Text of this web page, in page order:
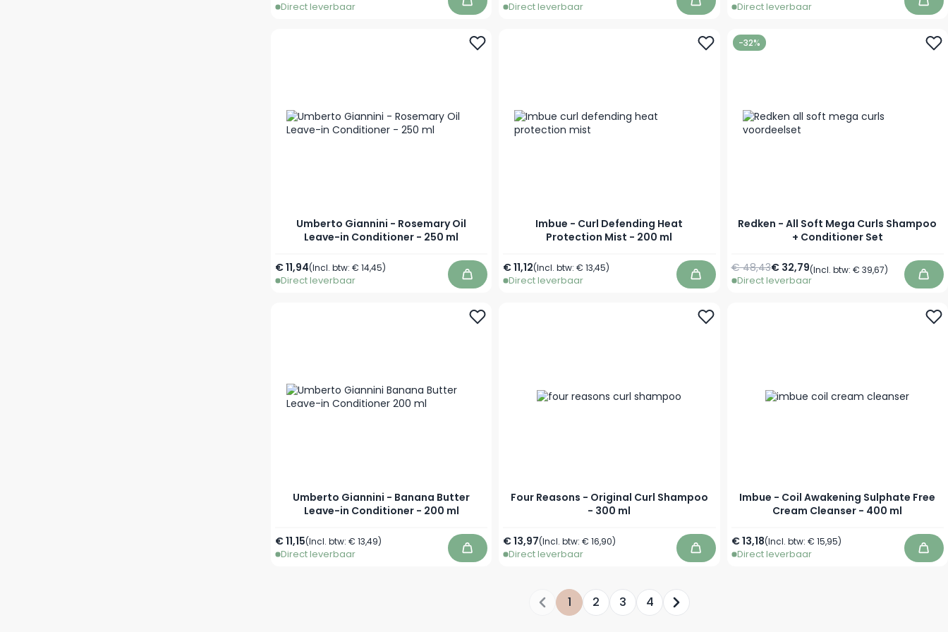
Direct leverbaar In winkelwagenDirect leverbaar In winkelwagenDirect leverbaar In
Umberto Giannini - Rosemary Oil
Leave-in Conditioner - 250 ml
€ 11,94(Incl. btw: € 14,45)
Direct leverbaar In winkelwagen
Imbue - Curl Defending Heat
Protection Mist - 200 ml
€ 11,12(Incl. btw:€ 13,45)
Direct leverbaar In winkelwagen
-32%
Redken - All Soft Mega Curls Shampoo
+ Conditioner Set
€ 32,79
€ 48,43 (Incl. btw: € 39,67)
Direct leverbaar In
Umberto Giannini - Banana Butter
Leave-in Conditioner - 200 ml
€ 11,15(Incl. btw: € 13,49)
Direct leverbaar In winkelwagen
Four Reasons - Original Curl Shampoo
- 300 ml
€ 13,97(Incl. btw:€ 16,90)
Direct leverbaar In winkelwagen
Imbue - Coil Awakening Sulphate Free
Cream Cleanser - 400 ml
€ 13,18(Incl. btw: € 15,95)
Direct leverbaar In
Je leest momenteel pagina
1 Pagina
2 Pagina
3 Pagina
4